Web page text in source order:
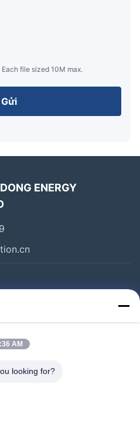
file sized 10M max.
Gửi
ENERGY
AM
looking for?